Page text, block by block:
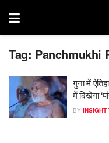
Tag: Panchmukhi
गुना में
में दिखेगा
BY INSIGHT